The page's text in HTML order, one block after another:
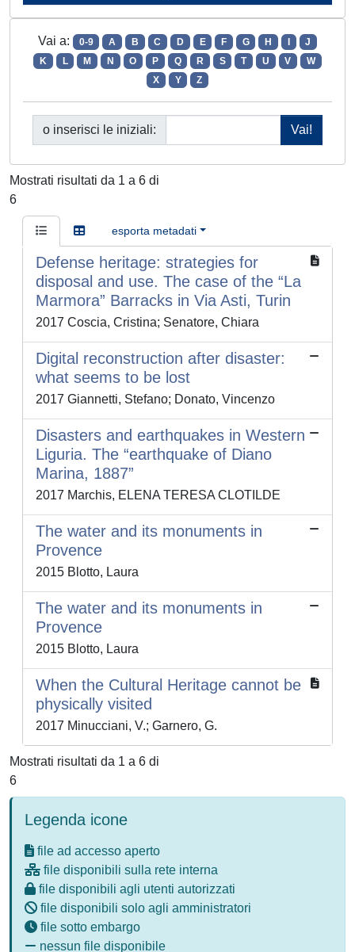
Vai a: 0-9 A B C D E F G H
J
K
L M N O P Q R S T U V
W
X
Y Z
o inserisci le iniziali:
Mostrati risultati da 1 a 6 di
6
esporta metadati
Defense heritage: strategies for
disposal and use. The case of the “La
Marmora” Barracks in Via Asti, Turin
2017 Coscia, Cristina; Senatore, Chiara
Digital reconstruction after disaster:
what seems to be lost
2017 Giannetti, Stefano; Donato, Vincenzo
Disasters and earthquakes in Western
Liguria. The “earthquake of Diano
Marina, 1887”
2017 Marchis, ELENA TERESA CLOTILDE
The water and its monuments in
Provence
2015 Blotto, Laura
The water and its monuments in
Provence
2015 Blotto, Laura
When the Cultural Heritage cannot be
physically visited
2017 Minucciani, V.; Garnero, G.
Mostrati risultati da 1 a 6 di
6
Legenda icone
file ad accesso aperto
file disponibili sulla rete interna
file disponibili agli utenti autorizzati
file disponibili solo agli amministratori
file sotto embargo
nessun file disponibile